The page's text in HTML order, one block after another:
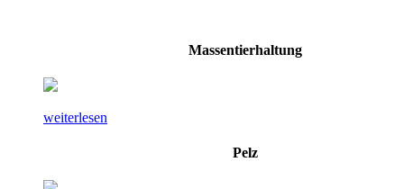
Massentierhaltung
weiterlesen
Pelz